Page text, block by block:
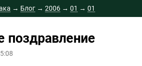
→ Блог →2006 →01 →01
поздравление